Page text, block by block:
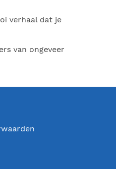
verhaal dat je
van ongeveer